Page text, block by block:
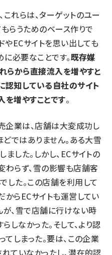
れらは、ターゲットのユー
らうためのベース作りで
やECサイトを思い出しても
に必要なことです。既存媒
らから直接流入を増やすと
認知している自社のサイト
を増やすことです。
企業は、店舗は大変成功し
ではありません。ある大雪
した。しかし、ECサイトの
わらず、雪の影響も店舗客
した。この店舗を利用して
からECサイトも運営してい
が、雪で店舗に行けない時
しなかった。そして、より認
しまった。要は、この企業
ていなかったし、潜在的認